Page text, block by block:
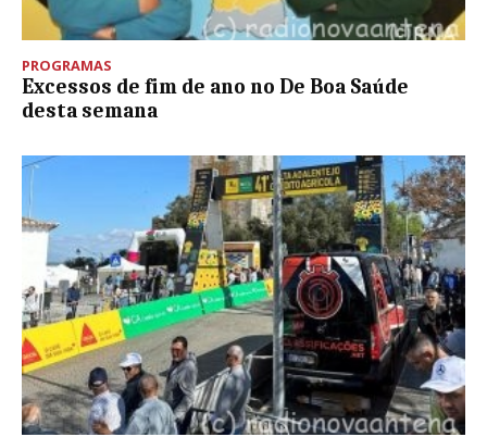
PROGRAMAS
Excessos de fim de ano no De Boa Saúde
desta semana